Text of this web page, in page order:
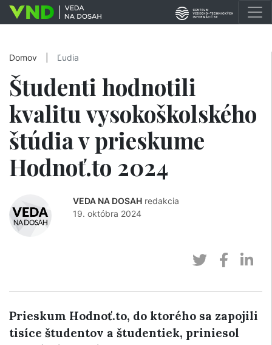
Domov Ľudia
Študenti hodnotili
kvalitu vysokoškolského
štúdia v prieskume
Hodnoť.to 2024
VEDA NA DOSAH redakcia
19. októbra 2024
Prieskum Hodnoť.to, do ktorého sa zapojili
tisíce študentov a študentiek, priniesol